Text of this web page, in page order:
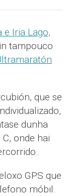
e Iria Lago,
tampouco
que se
dunha
onde hai
GPS que
móbil.